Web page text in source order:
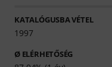
KATALÓGUSBA VÉTEL
1997
Ø ELÉRHETŐSÉG